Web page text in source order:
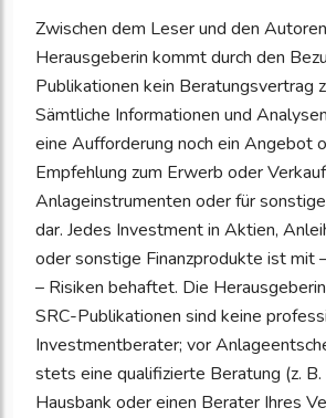
Zwischen dem Leser und den
Herausgeberin kommt durch den
Publikationen kein Beratungsvertrag
Sämtliche Informationen und
eine Aufforderung noch ein Angebot
Empfehlung zum Erwerb oder
Anlageinstrumenten oder für
dar. Jedes Investment in Aktien,
oder sonstige Finanzprodukte ist mit
– Risiken behaftet. Die
SRC-Publikationen sind keine
Investmentberater; vor
stets eine qualifizierte Beratung (z. B.
Hausbank oder einen Berater Ihres